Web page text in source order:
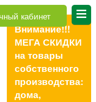
кабинет
Внимание!!!
МЕГА СКИДКИ
на товары
собственного
производства:
дома,